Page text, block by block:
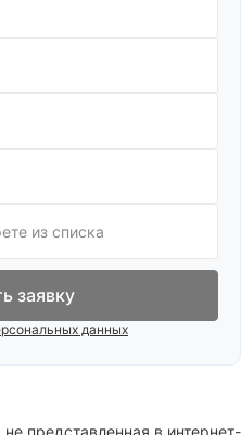
заявку
данных
представленная в интернет-